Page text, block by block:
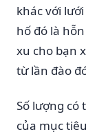
khác với
hố đó là
xu cho bạn
từ lần đào
Số lượng có
của mục